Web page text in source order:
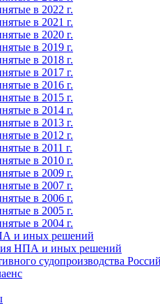
в 2022 г.
в 2021 г.
в 2020 г.
в 2019 г.
в 2018 г.
в 2017 г.
в 2016 г.
в 2015 г.
в 2014 г.
в 2013 г.
в 2012 г.
в 2011 г.
в 2010 г.
в 2009 г.
в 2007 г.
в 2006 г.
в 2005 г.
в 2004 г.
и иных решений
НПА и иных решений
судопроизводства